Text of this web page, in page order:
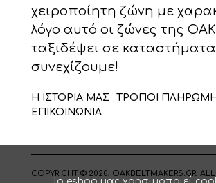
χειροποίητη ζώνη με
λόγο αυτό οι ζώνες της
ταξιδέψει σε καταστήματα
συνεχίζουμε!
Η ΙΣΤΟΡΙΑ ΜΑΣ ΤΡΟΠΟΙ
ΕΠΙΚΟΙΝΩΝΙΑ
COPYRIGHT © 2020, OAKBELTMAKERS.GR, ALL